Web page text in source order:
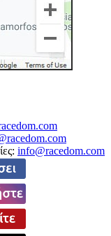
info@racedom.com